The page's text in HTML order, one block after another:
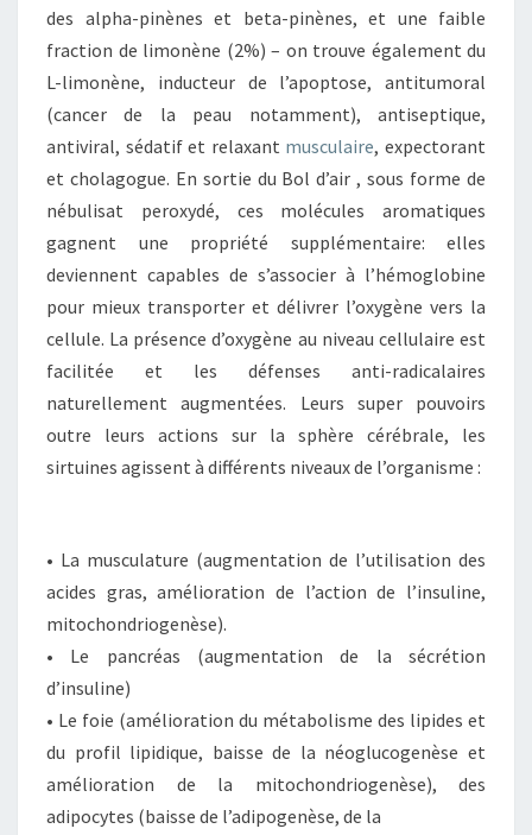
des alpha-pinènes et beta-pinènes, et une faible
fraction de limonène (2%) – on trouve également du
L-limonène, inducteur de l’apoptose, antitumoral
(cancer de la peau notamment), antiseptique,
antiviral, sédatif et relaxant musculaire, expectorant
et cholagogue. En sortie du Bol d’air , sous forme de
nébulisat peroxydé, ces molécules aromatiques
gagnent une propriété supplémentaire: elles
deviennent capables de s’associer à l’hémoglobine
pour mieux transporter et délivrer l’oxygène vers la
cellule. La présence d’oxygène au niveau cellulaire est
facilitée et les défenses anti-radicalaires
naturellement augmentées. Leurs super pouvoirs
outre leurs actions sur la sphère cérébrale, les
sirtuines agissent à différents niveaux de l’organisme :
• La musculature (augmentation de l’utilisation des
acides gras, amélioration de l’action de l’insuline,
mitochondriogenèse).
• Le pancréas (augmentation de la sécrétion
d’insuline)
• Le foie (amélioration du métabolisme des lipides et
du profil lipidique, baisse de la néoglucogenèse et
amélioration de la mitochondriogenèse), des
adipocytes (baisse de l’adipogenèse, de la